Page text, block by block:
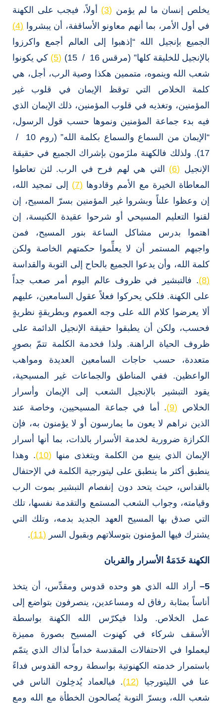
يخلص إنسان ما لم يؤمن (3)
أولاً، فيجب على الكهنة
في أول الأمر، بما أنهم معاونو الأساقفة، أن يبشروا (4)
الجميع بإنجيل الله “إذهبوا إلى العالم أجمع واكرزوا
بالإنجيل للخليقة كلها” (مرقس 16 / 15)
(5)
كي يكونوا
شعب الله وينموه، متممين هكذا وصية الرب، أجل، هي
كلمة الخلاص التي توقظ الإيمان في قلوب غير
المؤمنين، وتغذيه في قلوب المؤمنين، ذلك الإيمان الذي
فيه بدء جماعة المؤمنين ونموها حسب قول الرسول،
“الإيمان من السماع والسماع بكلمة الله” (روم 10 /
17). ولذلك فالكهنة ملزَمون بإشراك الجميع في حقيقة
الإنجيل (6)
التي هي لهم فرح في الرب. لئن تعاطوا
المعاطاة الخيرة مع الأمم وقادوها (7)
إلى تمجيد الله،
إن وعظوا علناً وبشروا غير المؤمنين بسرّ المسيح، إن
لقنوا التعليم المسيحي أو شرحوا عقيدة الكنيسة، إن
اهتموا بدرس مشاكل الساعة بنور المسيح، فمن
واجبهم المستمر أن لا يعلِّموا حكمتهم الخاصة ولكن
كلمة الله، وأن يدعوا الجميع بالحاح إلى التوبة والقداسة
(8)
. فالتبشير في ظروف عالم اليوم أمر صعب جداً
على الكهنة. فلكي يحركوا فعلاً عقول السامعين، عليهم
ألا يعرضوا كلام الله على وجه العموم وبطريقةٍ نظريةٍ
فحسب، ولكن أن يطبقوا حقيقة الإنجيل الدائمة على
ظروف الحياة الراهنة. ولذا فخدمة الكلمة تتمّ بصورٍ
متعددة، حسب حاجات السامعين العديدة ومواهب
الواعظين. ففي المناطق والجماعات غير المسيحية،
يقود التبشير بالإنجيل الشعب إلى الإيمان وأسرار
الخلاص (9)
. أما في جماعة المسيحيين، وخاصة عند
الذين نراهم لا يعون ما يمارسون أو لا يؤمنون به، فإن
الكرازة ضرورية لخدمة الأسرار بالذات، بما أنها أسرار
الإيمان الذي ينبع من الكلمة ويتغذى منها (10)
. وهذا
ينطبق أكثر ما ينطبق على ليتورجية الكلمة في الإحتفال
بالقداس، حيث يتحد دون إنفصام التبشير بموت الرب
وقيامته، وجواب الشعب المستمع والتقدمة نفسها، تلك
التي صدق بها المسيح العهد الجديد بدمه، وتلك التي
يشترك فيها المؤمنون بتوسلاتهم وبقبول السر (11)
.
الكهنة خَدَمَةُ الأسرار والقربان
5
–
أراد الله الذي هو وحده قدوس ومقدِّس، أن يتخذ
أناساً بمثابة رفاق له ومساعدين، ينصرفون بتواضع إلى
عمل الخلاص. ولذا فيكرّس الله الكهنة بواسطة
الأسقف شركاء في كهنوت المسيح بصورة مميزة
ليعملوا في الاحتفالات المقدسة خداماً لذاك الذي يتمّم
باستمرار خدمته الكهنوتية بواسطة روحه القدوس فداءً
عنا في الليتورجيا (12)
. فبالعماد يُدخِلون الناس في
شعب الله، وبسرّ التوبة يُصالحون الخطأة مع الله ومع